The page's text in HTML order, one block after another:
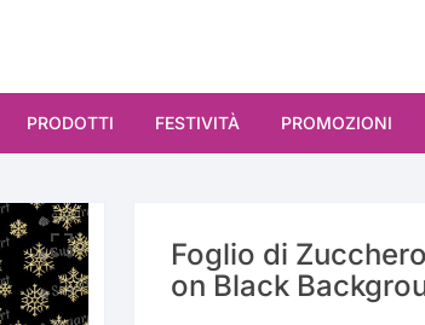
PRODOTTI
Palline /
Sottotorta Colorato
MDF
Stampi 3 Parti
FESTIVITÀ
Prima Comunione e
Cresima
PROMOZIONI
Foglio di
on Black